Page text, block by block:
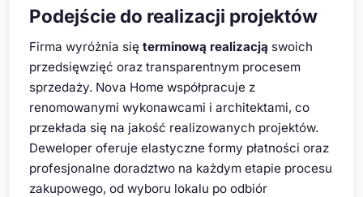
Podejście do realizacji projektów
Firma wyróżnia się terminową realizacją swoich
przedsięwzięć oraz transparentnym procesem
sprzedaży. Nova Home współpracuje z
renomowanymi wykonawcami i architektami, co
przekłada się na jakość realizowanych projektów.
Deweloper oferuje elastyczne formy płatności oraz
profesjonalne doradztwo na każdym etapie procesu
zakupowego, od wyboru lokalu po odbiór